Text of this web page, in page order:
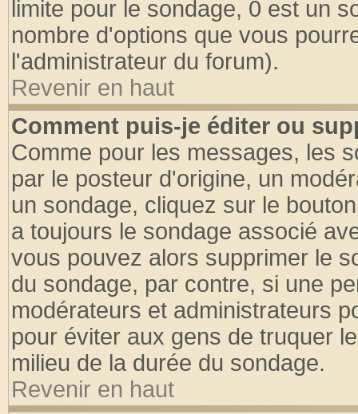
limite pour le sondage, 0 est un
nombre d'options que vous
l'administrateur du forum).
Revenir en haut
Comment puis-je éditer ou
Comme pour les messages, les
par le posteur d'origine, un
un sondage, cliquez sur le
a toujours le sondage associé
vous pouvez alors supprimer le
du sondage, par contre, si une
modérateurs et administrateurs
pour éviter aux gens de truquer
milieu de la durée du sondage.
Revenir en haut